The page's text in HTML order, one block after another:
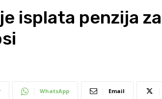
isplata penzija
WhatsApp Email